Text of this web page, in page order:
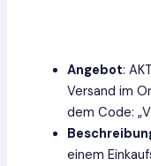
Angebot:
Versand im
dem Code:
einem